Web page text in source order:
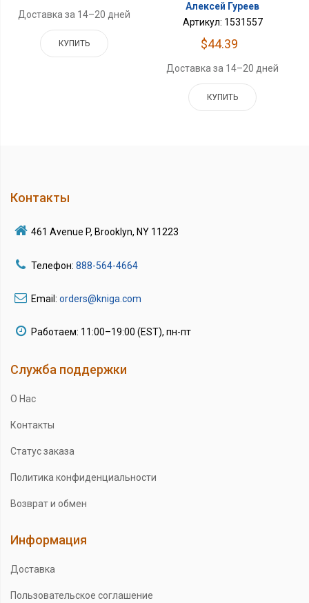
Доставка за 14–20 дней
КУПИТЬ
Алексей Гуреев
Артикул: 1531557
$44.39
Доставка за 14–20 дней
КУПИТЬ
Контакты
461 Avenue P, Brooklyn, NY 11223
Телефон: 888-564-4664
Email: orders@kniga.com
Работаем: 11:00–19:00 (EST), пн-пт
Служба поддержки
О Нас
Контакты
Статус заказа
Политика конфиденциальности
Возврат и обмен
Информация
Доставка
Пользовательское соглашение